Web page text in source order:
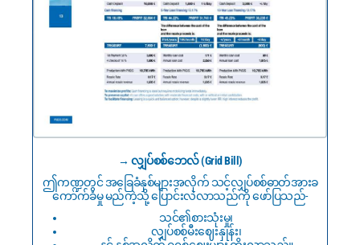
→ လျှပ်စစ်ဘေလ် (Grid Bill)
ဤကဏ္ဍတွင် အခြေခံနှစ်များအလိုက် သင့်လျှပ်စစ်ဓာတ်အားခ
ကောက်ခံမှု မည်ကဲ့သို့ ပြောင်းလဲလာသည်ကို ဖော်ပြသည်-
သင်၏စားသုံးမှု၊
လျှပ်စစ်မီးဈေးနှုန်း၊